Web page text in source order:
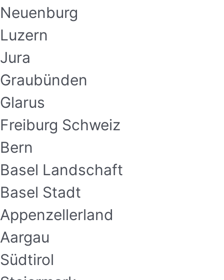
Neuenburg
Luzern
Jura
Graubünden
Glarus
Freiburg Schweiz
Bern
Basel Landschaft
Basel Stadt
Appenzellerland
Aargau
Südtirol